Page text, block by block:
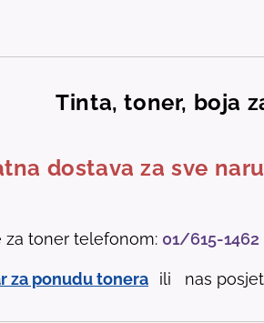
Tinta, toner, boja
dostava za sve
toner telefonom: 01/615-1462
za ponudu tonera ili nas